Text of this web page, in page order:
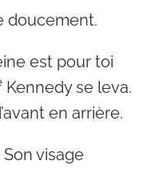
doucement.
est pour toi
Kennedy se leva.
en arrière.
visage